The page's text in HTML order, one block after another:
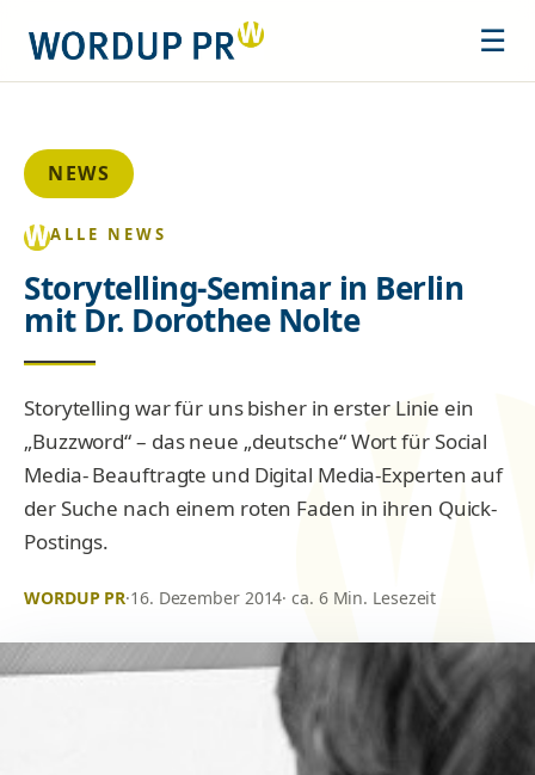
☰
NEWS
ALLE NEWS
Storytelling-Seminar in Berlin
mit Dr. Dorothee Nolte
Storytelling war für uns bisher in erster Linie ein
„Buzzword“ – das neue „deutsche“ Wort für Social
Media- Beauftragte und Digital Media-Experten auf
der Suche nach einem roten Faden in ihren Quick-
Postings.
WORDUP PR·16. Dezember 2014· ca. 6 Min. Lesezeit